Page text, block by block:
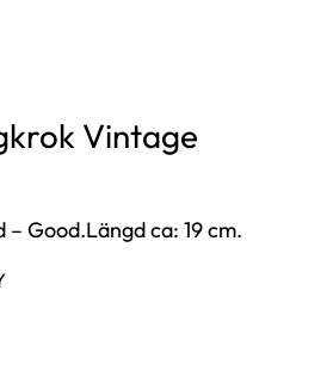
Vintage
– Good.Längd ca: 19 cm.